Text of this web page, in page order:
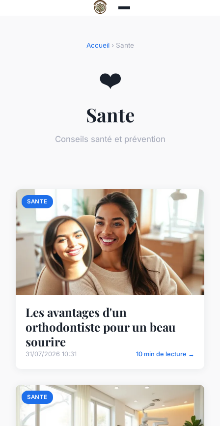
Accueil› Sante
❤️
Sante
Conseils santé et prévention
SANTE
Les avantages d'un
orthodontiste pour un beau
sourire
31/07/2026 10:31 10 min de lecture →
SANTE